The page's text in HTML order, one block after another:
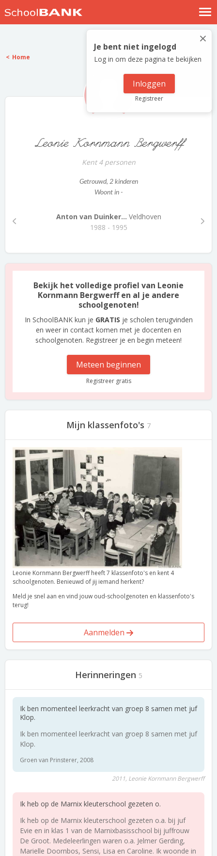
Nostalgische verhalen
Log in
Meld je gratis aan
×
Je bent niet ingelogd
Log in om deze pagina te bekijken
Inloggen
Registreer
Home
Leonie Kornmann Bergwerff
Kent 4 personen
Getrouwd, 2 kinderen
Woont in -
Anton van Duinker... Veldhoven
1988 - 1995
Bekijk het volledige profiel van Leonie
Kornmann Bergwerff en al je andere
schoolgenoten!
In SchoolBANK kun je GRATIS je scholen terugvinden
en weer in contact komen met je docenten en
schoolgenoten. Registreer je en begin meteen!
Meteen beginnen
Registreer gratis
Mijn klassenfoto's 7
Leonie Kornmann Bergwerff heeft 7 klassenfoto's en kent 4
schoolgenoten. Benieuwd of jij iemand herkent?
Meld je snel aan en vind jouw oud-schoolgenoten en klassenfoto's
terug!
Aanmelden
Herinneringen 5
Ik ben momenteel leerkracht van groep 8 samen met juf
Klop.
Ik ben momenteel leerkracht van groep 8 samen met juf
Klop.
Groen van Prinsterer, 2008
2011, Leonie Kornmann Bergwerff
Ik heb op de Marnix kleuterschool gezeten o.
Ik heb op de Marnix kleuterschool gezeten o.a. bij juf
Evie en in klas 1 van de Marnixbasisschool bij juffrouw
De Groot. Medeleerlingen waren o.a. Jelmer Gerding,
Marielle Doornbos, Sensi, Lisa en Caroline. Ik woonde in